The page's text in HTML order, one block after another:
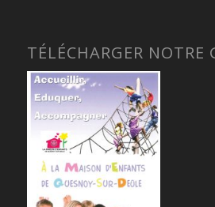
TÉLÉCHARGER NOTRE